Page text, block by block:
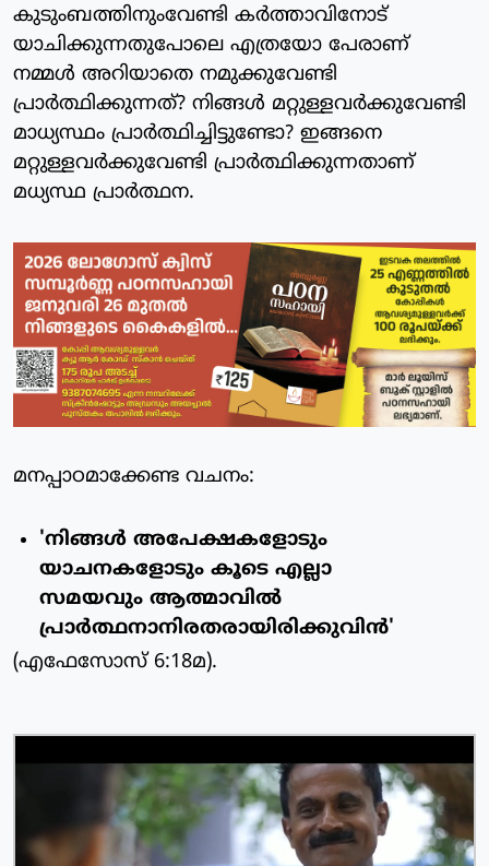
കുടുംബത്തിനുംവേണ്ടി കര്‍ത്താവിനോട്
യാചിക്കുന്നതുപോലെ എത്രയോ പേരാണ്
നമ്മള്‍ അറിയാതെ നമുക്കുവേണ്ടി
പ്രാര്‍ത്ഥിക്കുന്നത്? നിങ്ങള്‍ മറ്റുള്ളവര്‍ക്കുവേണ്ടി
മാധ്യസ്ഥം പ്രാര്‍ത്ഥിച്ചിട്ടുണ്ടോ? ഇങ്ങനെ
മറ്റുള്ളവര്‍ക്കുവേണ്ടി പ്രാര്‍ത്ഥിക്കുന്നതാണ്
മധ്യസ്ഥ പ്രാര്‍ത്ഥന.
മനപ്പാഠമാക്കേണ്ട വചനം:
'നിങ്ങള്‍ അപേക്ഷകളോടും
യാചനകളോടും കൂടെ എല്ലാ
സമയവും ആത്മാവില്‍
പ്രാര്‍ത്ഥനാനിരതരായിരിക്കുവിന്‍'
(എഫേസോസ് 6:18മ).